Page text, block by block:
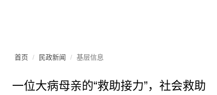
首页 民政新闻 基层信息
一位大病母亲的“救助接力”，社会救助